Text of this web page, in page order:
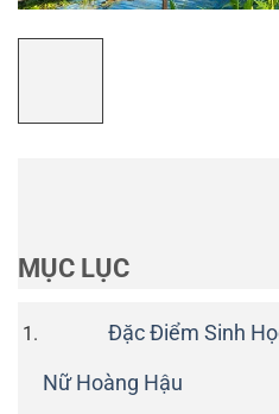
MỤC LỤC
Đặc Điểm Sinh
Nữ Hoàng Hậu